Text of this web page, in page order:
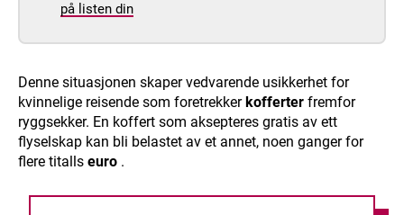
på listen din
Denne situasjonen skaper vedvarende usikkerhet for
kvinnelige reisende som foretrekkerkofferter fremfor
ryggsekker. En koffert som aksepteres gratis av ett
flyselskap kan bli belastet av et annet, noen ganger for
flere titalls euro .